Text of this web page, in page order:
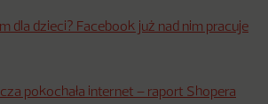
dla dzieci? Facebook już nad nim pracuje
pokochała internet – raport Shopera